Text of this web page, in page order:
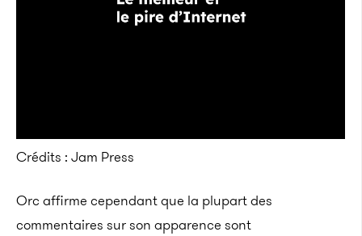
Crédits : Jam Press
Orc affirme cependant que la plupart des
commentaires sur son apparence sont